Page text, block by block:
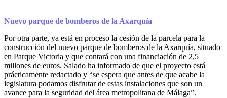
Nuevo parque de bomberos de la Axarquía
Por otra parte, ya está en proceso la cesión de la parcela para la
construcción del nuevo parque de bomberos de la Axarquía, situado
en Parque Victoria y que contará con una financiación de 2,5
millones de euros. Salado ha informado de que el proyecto está
prácticamente redactado y “se espera que antes de que acabe la
legislatura podamos disfrutar de estas instalaciones que son un
avance para la seguridad del área metropolitana de Málaga”.